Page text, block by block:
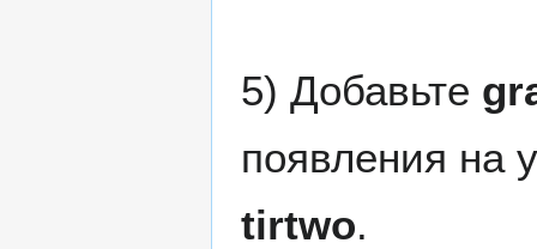
5) Добавьте
появления на
tirtwo.